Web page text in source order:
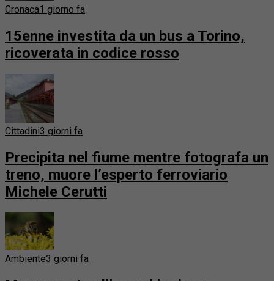
Cronaca1 giorno fa
15enne investita da un bus a Torino,
ricoverata in codice rosso
Cittadini3 giorni fa
Precipita nel fiume mentre fotografa un
treno, muore l’esperto ferroviario
Michele Cerutti
Ambiente3 giorni fa